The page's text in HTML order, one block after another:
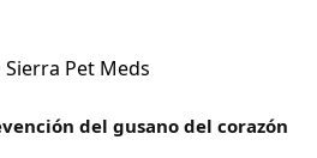
Sierra Pet Meds
del gusano del corazón